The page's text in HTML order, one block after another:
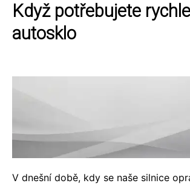
Když potřebujete
autosklo
V dnešní době, kdy se naše silnice